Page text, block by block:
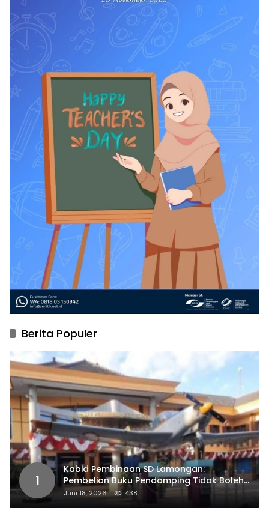
Berita Populer
1
Kabid Pembinaan SD Lamongan:
Pembelian Buku Pendamping Tidak Boleh
Dipaksakan
Juni 18, 2026 438